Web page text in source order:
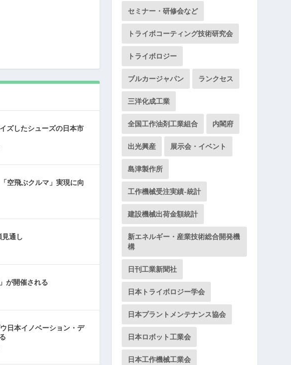
ズしたシューズの日本市
空飛ぶクルマ」実現に向
通し
が開催される
日本イノベーション・デ
セミナー・研修会など
トライボコーティング技術研究会
トライボロジー
ブルカージャパン ランクセス
三洋化成工業
全国工作油剤工業組合 内閣府
出光興産 展示会・イベント
島津製作所
工作機械受注実績-統計
建設機械出荷金額統計
新エネルギー・産業技術総合開発機
構
日刊工業新聞社
日本トライボロジー学会
日本プラントメンテナンス協会
日本ロボット工業会
日本工作機械工業会